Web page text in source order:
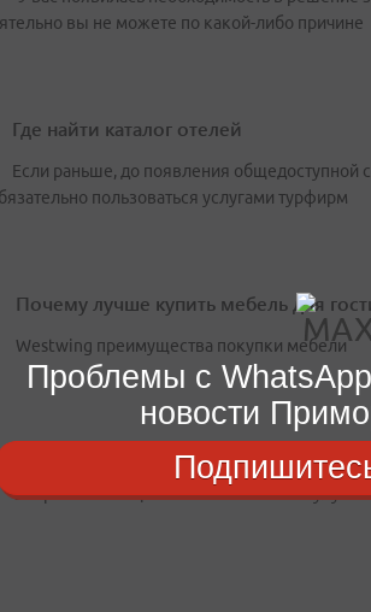
вы не можете по какой-либо причине
Где найти каталог отелей
Если раньше, до появления общедоступной
пользоваться услугами турфирм
Почему лучше купить мебель для
Westwing преимущества покупки мебели
Как чистота улучшает настроение
Уборка в помещении имеет свойство
Проблемы с
новости